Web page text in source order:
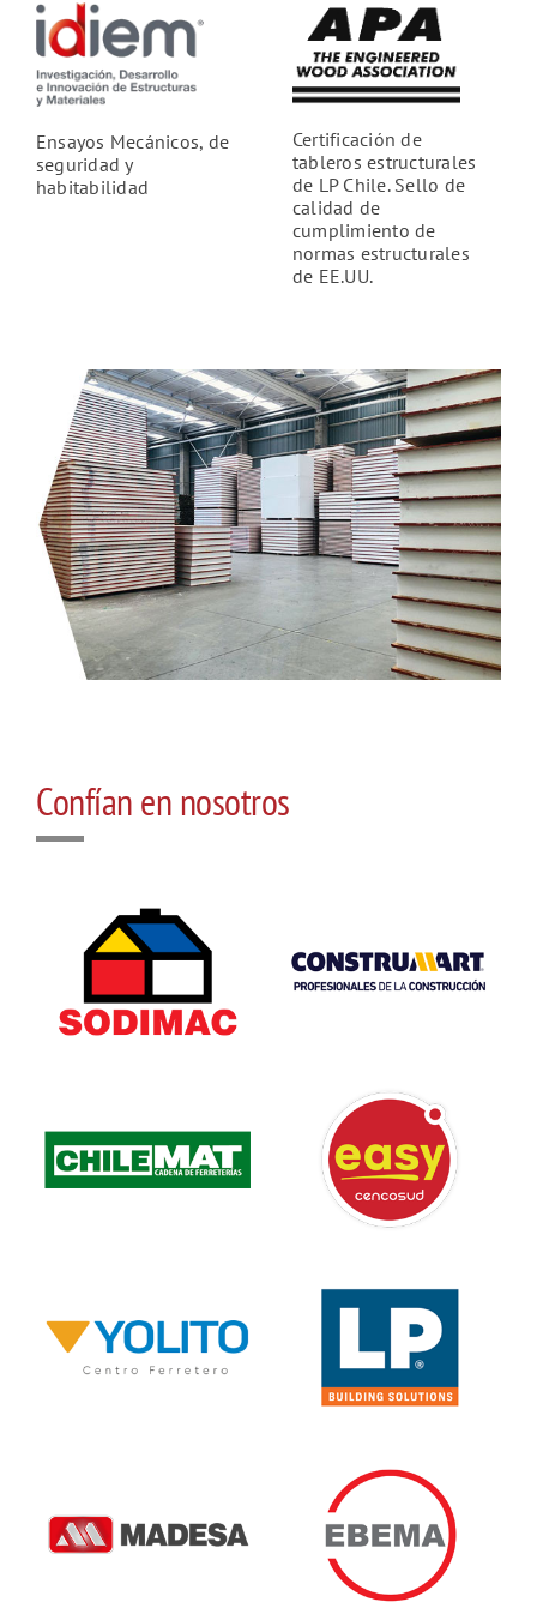
Ensayos Mecánicos, de
seguridad y
habitabilidad
Certificación de
tableros estructurales
de LP Chile. Sello de
calidad de
cumplimiento de
normas estructurales
de EE.UU.
Confían en nosotros